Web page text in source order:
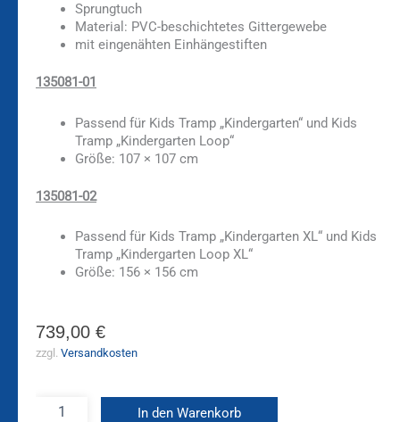
Sprungtuch
Material: PVC-beschichtetes Gittergewebe
mit eingenähten Einhängestiften
135081-01
Passend für Kids Tramp „Kindergarten“ und Kids
Tramp „Kindergarten Loop“
Größe: 107 × 107 cm
135081-02
Passend für Kids Tramp „Kindergarten XL“ und Kids
Tramp „Kindergarten Loop XL“
Größe: 156 × 156 cm
739,00 €
zzgl. Versandkosten
In den Warenkorb